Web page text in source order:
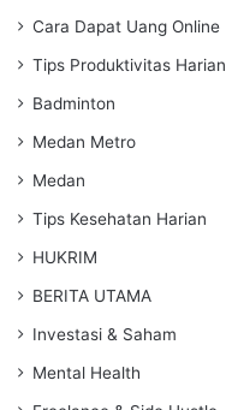
Cara Dapat Uang Online
Tips Produktivitas Harian
Badminton
Medan Metro
Medan
Tips Kesehatan Harian
HUKRIM
BERITA UTAMA
Investasi & Saham
Mental Health